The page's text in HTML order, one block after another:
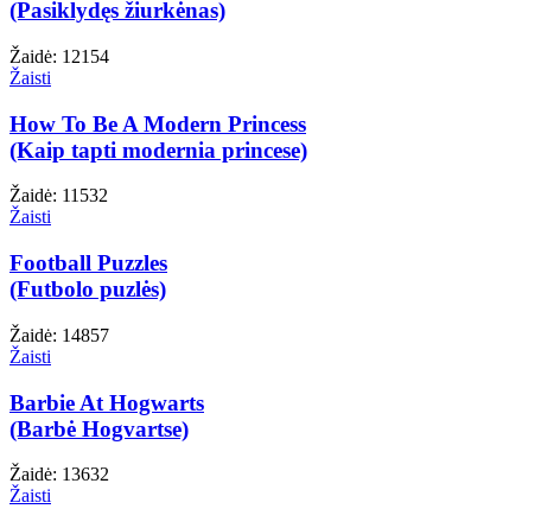
(Pasiklydęs žiurkėnas)
Žaidė: 12154
Žaisti
How To Be A Modern Princess
(Kaip tapti modernia princese)
Žaidė: 11532
Žaisti
Football Puzzles
(Futbolo puzlės)
Žaidė: 14857
Žaisti
Barbie At Hogwarts
(Barbė Hogvartse)
Žaidė: 13632
Žaisti